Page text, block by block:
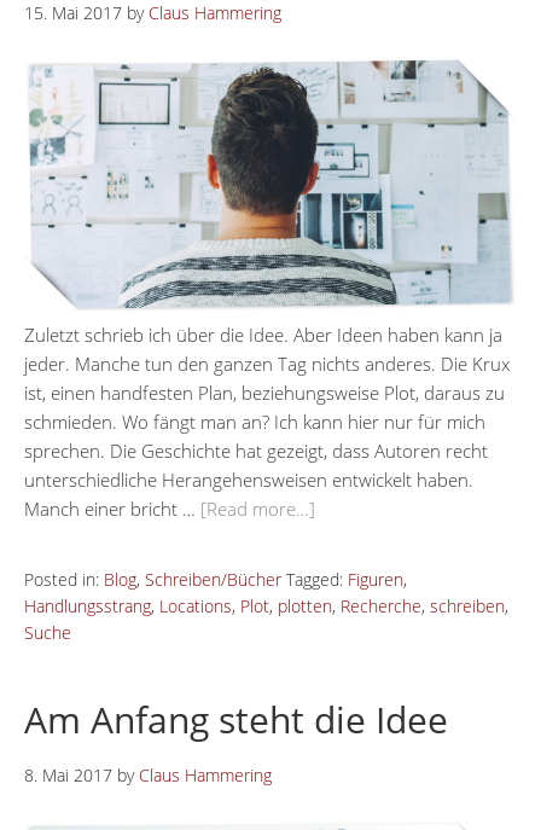
15. Mai 2017 by Claus Hammering
Zuletzt schrieb ich über die Idee. Aber Ideen haben kann ja
jeder. Manche tun den ganzen Tag nichts anderes. Die Krux
ist, einen handfesten Plan, beziehungsweise Plot, daraus zu
schmieden. Wo fängt man an? Ich kann hier nur für mich
sprechen. Die Geschichte hat gezeigt, dass Autoren recht
unterschiedliche Herangehensweisen entwickelt haben.
Manch einer bricht … [Read more…]
Posted in: Blog, Schreiben/Bücher Tagged: Figuren,
Handlungsstrang, Locations, Plot, plotten, Recherche, schreiben,
Suche
Am Anfang steht die Idee
8. Mai 2017 by Claus Hammering